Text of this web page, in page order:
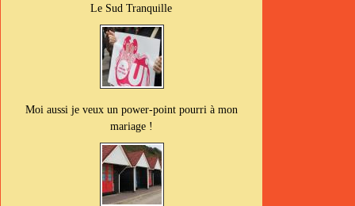
Le Sud Tranquille
Moi aussi je veux un power-point pourri à mon
mariage !